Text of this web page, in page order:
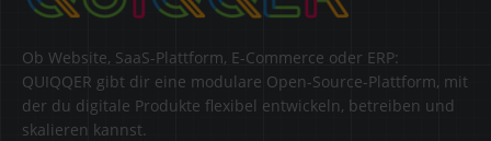
Ob Website, SaaS-Plattform, E-Commerce oder ERP:
QUIQQER gibt dir eine modulare Open-Source-Plattform, mit
der du digitale Produkte flexibel entwickeln, betreiben und
skalieren kannst.